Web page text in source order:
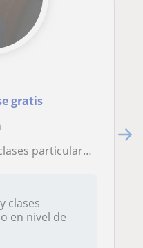
gratis
Precio 8 . Primera clase . Gran disponibilidad
clases
en nivel de